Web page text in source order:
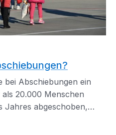
bei Abschiebungen ein
20.000 Menschen
Jahres abgeschoben,